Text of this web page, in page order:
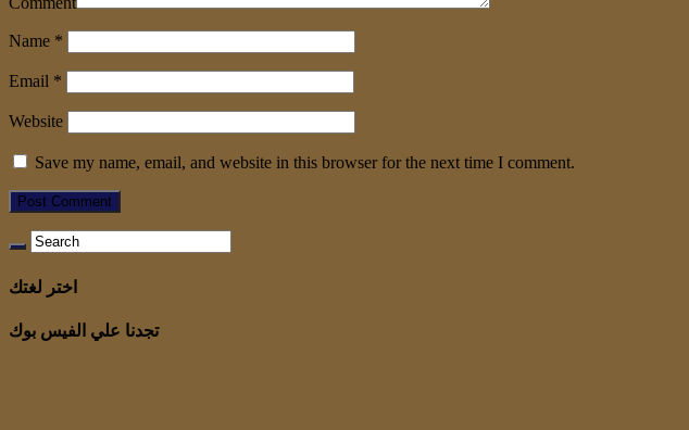
Name *
Email *
Website
Save my name, email, and website in this browser for the next time I comment.
اختر لغتك
تجدنا علي الفيس بوك